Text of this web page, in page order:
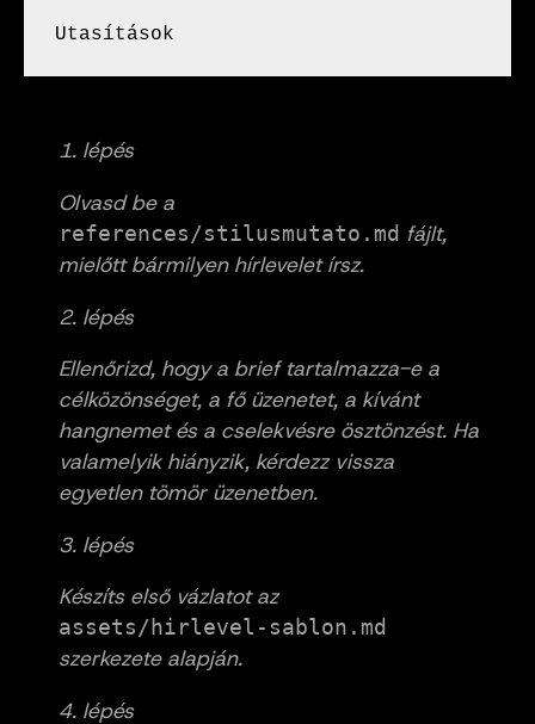
Utasítások
1. lépés
Olvasd be a
references/stilusmutato.md fájlt,
mielőtt bármilyen hírlevelet írsz.
2. lépés
Ellenőrizd, hogy a brief tartalmazza-e a
célközönséget, a fő üzenetet, a kívánt
hangnemet és a cselekvésre ösztönzést. Ha
valamelyik hiányzik, kérdezz vissza
egyetlen tömör üzenetben.
3. lépés
Készíts első vázlatot az
assets/hirlevel-sablon.md
szerkezete alapján.
4. lépés